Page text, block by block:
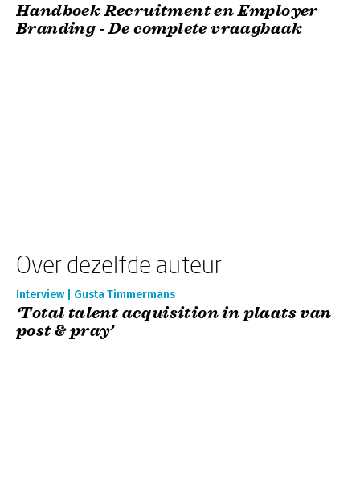
Handboek Recruitment en Employer
Branding - De complete vraagbaak
Over dezelfde auteur
Interview | Gusta Timmermans
‘Total talent acquisition in plaats van
post & pray’